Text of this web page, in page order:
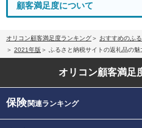
顧客満足度について
オリコン顧客満足度ランキング
おすすめのふ
2021年版
ふるさと納税サイトの返礼品の
オリコン顧客満足
保険関連ランキング